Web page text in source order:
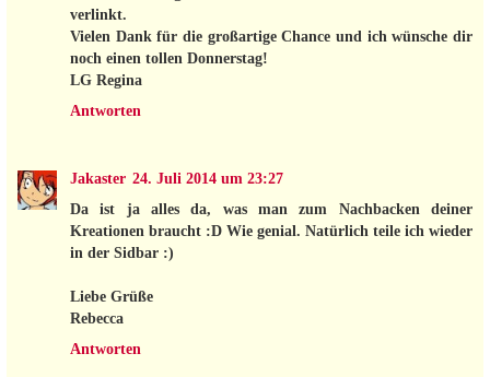
verlinkt.
Vielen Dank für die großartige Chance und ich wünsche dir
noch einen tollen Donnerstag!
LG Regina
Antworten
Jakaster 24. Juli 2014 um 23:27
Da ist ja alles da, was man zum Nachbacken deiner
Kreationen braucht :D Wie genial. Natürlich teile ich wieder
in der Sidbar :)
Liebe Grüße
Rebecca
Antworten